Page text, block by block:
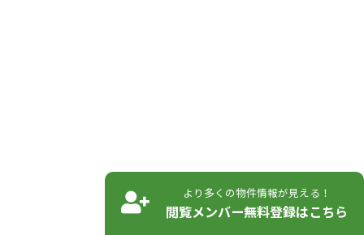
より多くの物件情報が見える！
閲覧メンバー無料登録はこちら